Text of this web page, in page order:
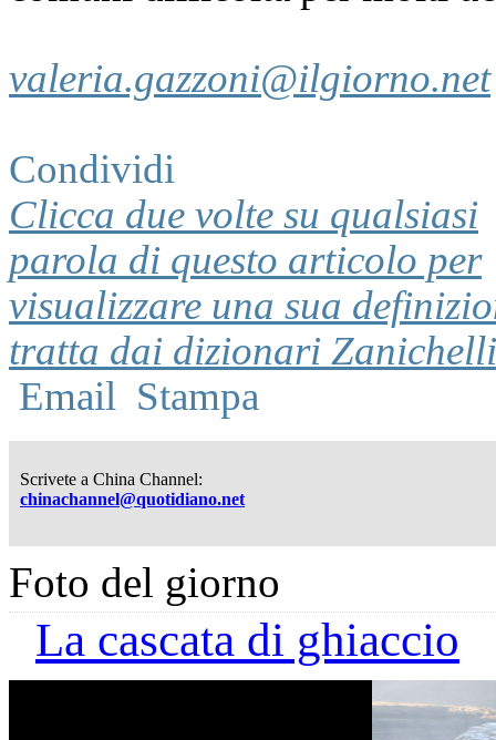
valeria.gazzoni@ilgiorno.net
Condividi
Clicca due volte su qualsiasi
parola di questo articolo per
visualizzare una sua
tratta dai dizionari Zanichelli
Email Stampa
Scrivete a China Channel:
chinachannel@quotidiano.net
Foto del giorno
La cascata di ghiaccio